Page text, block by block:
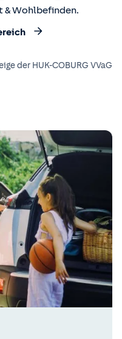
& Wohlbefinden.
der HUK-COBURG VVaG